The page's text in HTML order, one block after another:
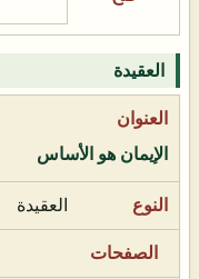
العقيدة
الإيمان هو الأساس
العقيدة